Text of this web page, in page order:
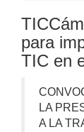
para
TIC en
LA
A LA